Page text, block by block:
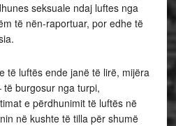
seksuale ndaj luftes nga
të nën-raportuar, por edhe të
të luftës ende janë të lirë, mijëra
të burgosur nga turpi,
e përdhunimit të luftës në
në kushte të tilla për shumë